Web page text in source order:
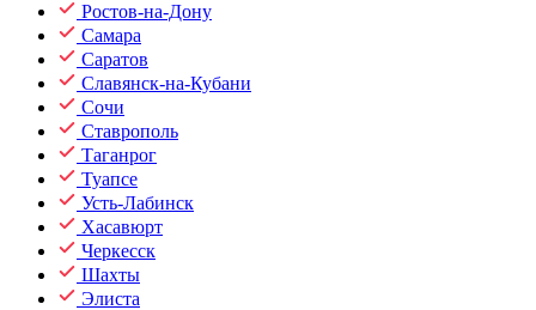
Ростов-на-Дону
Самара
Саратов
Славянск-на-Кубани
Сочи
Ставрополь
Таганрог
Туапсе
Усть-Лабинск
Хасавюрт
Черкесск
Шахты
Элиста